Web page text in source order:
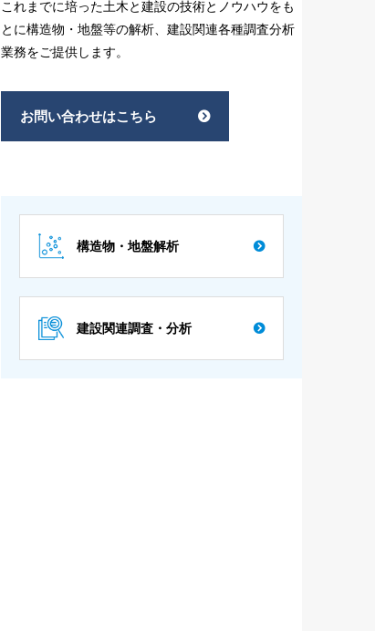
これまでに培った土木と建設の技術とノウハウをも
とに構造物・地盤等の解析、建設関連各種調査分析
業務をご提供します。
お問い合わせはこちら
構造物・地盤解析
建設関連調査・分析